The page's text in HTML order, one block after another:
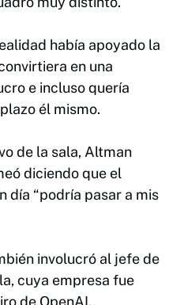
había apoyado la
en una
e incluso quería
él mismo.
de la sala, Altman
diciendo que el
día “podría pasar a mis
involucró al jefe de
cuya empresa fue
de OpenAI.